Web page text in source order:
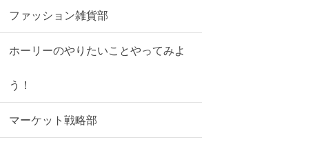
ファッション雑貨部
ホーリーのやりたいことやってみよ
う！
マーケット戦略部